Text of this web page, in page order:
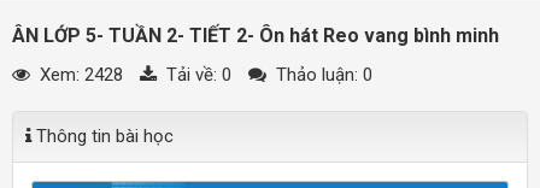
ÂN LỚP 5- TUẦN 2- TIẾT 2- Ôn hát Reo vang bình minh
Xem: 2428 Tải về: 0 Thảo luận: 0
Thông tin bài học